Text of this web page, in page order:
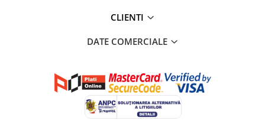
CLIENTI
DATE COMERCIALE